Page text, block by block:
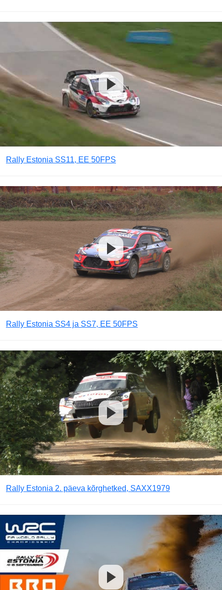
Rally Estonia SS11, EE 50FPS
Rally Estonia SS4 ja SS7, EE 50FPS
Rally Estonia 2. päeva kõrghetked, SAXX1979